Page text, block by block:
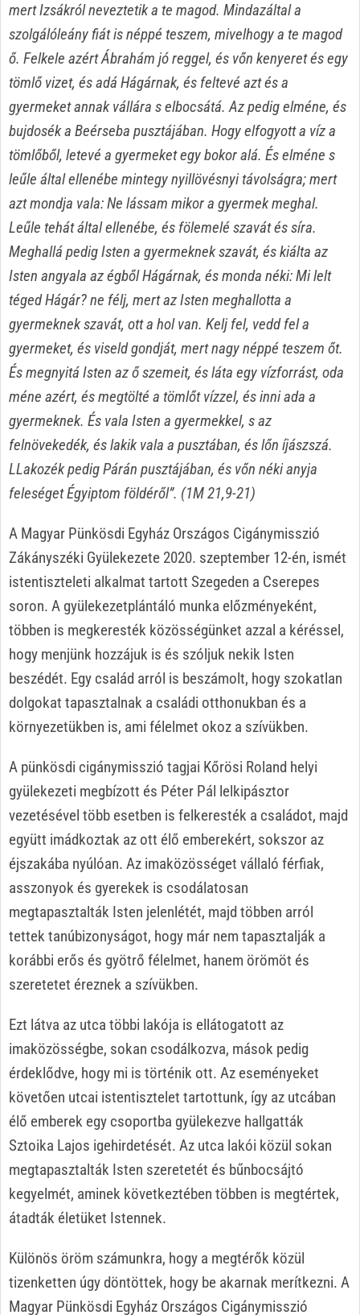
mert Izsákról neveztetik a te magod. Mindazáltal a
szolgálóleány fiát is néppé teszem, mivelhogy a te magod
ő. Felkele azért Ábrahám jó reggel, és vőn kenyeret és egy
tömlő vizet, és adá Hágárnak, és feltevé azt és a
gyermeket annak vállára s elbocsátá. Az pedig elméne, és
bujdosék a Beérseba pusztájában. Hogy elfogyott a víz a
tömlőből, letevé a gyermeket egy bokor alá. És elméne s
leűle által ellenébe mintegy nyillövésnyi távolságra; mert
azt mondja vala: Ne lássam mikor a gyermek meghal.
Leűle tehát által ellenébe, és fölemelé szavát és síra.
Meghallá pedig Isten a gyermeknek szavát, és kiálta az
Isten angyala az égből Hágárnak, és monda néki: Mi lelt
téged Hágár? ne félj, mert az Isten meghallotta a
gyermeknek szavát, ott a hol van. Kelj fel, vedd fel a
gyermeket, és viseld gondját, mert nagy néppé teszem őt.
És megnyitá Isten az ő szemeit, és láta egy vízforrást, oda
méne azért, és megtölté a tömlőt vízzel, és inni ada a
gyermeknek. És vala Isten a gyermekkel, s az
felnövekedék, és lakik vala a pusztában, és lőn íjászszá.
LLakozék pedig Párán pusztájában, és vőn néki anyja
feleséget Égyiptom földéről”. (1M 21,9-21)
A Magyar Pünkösdi Egyház Országos Cigánymisszió
Zákányszéki Gyülekezete 2020. szeptember 12-én, ismét
istentiszteleti alkalmat tartott Szegeden a Cserepes
soron. A gyülekezetplántáló munka előzményeként,
többen is megkeresték közösségünket azzal a kéréssel,
hogy menjünk hozzájuk is és szóljuk nekik Isten
beszédét. Egy család arról is beszámolt, hogy szokatlan
dolgokat tapasztalnak a családi otthonukban és a
környezetükben is, ami félelmet okoz a szívükben.
A pünkösdi cigánymisszió tagjai Kőrösi Roland helyi
gyülekezeti megbízott és Péter Pál lelkipásztor
vezetésével több esetben is felkeresték a családot, majd
együtt imádkoztak az ott élő emberekért, sokszor az
éjszakába nyúlóan. Az imaközösséget vállaló férfiak,
asszonyok és gyerekek is csodálatosan
megtapasztalták Isten jelenlétét, majd többen arról
tettek tanúbizonyságot, hogy már nem tapasztalják a
korábbi erős és gyötrő félelmet, hanem örömöt és
szeretetet éreznek a szívükben.
Ezt látva az utca többi lakója is ellátogatott az
imaközösségbe, sokan csodálkozva, mások pedig
érdeklődve, hogy mi is történik ott. Az eseményeket
követően utcai istentisztelet tartottunk, így az utcában
élő emberek egy csoportba gyülekezve hallgatták
Sztoika Lajos igehirdetését. Az utca lakói közül sokan
megtapasztalták Isten szeretetét és bűnbocsájtó
kegyelmét, aminek következtében többen is megtértek,
átadták életüket Istennek.
Különös öröm számunkra, hogy a megtérők közül
tizenketten úgy döntöttek, hogy be akarnak merítkezni. A
Magyar Pünkösdi Egyház Országos Cigánymisszió